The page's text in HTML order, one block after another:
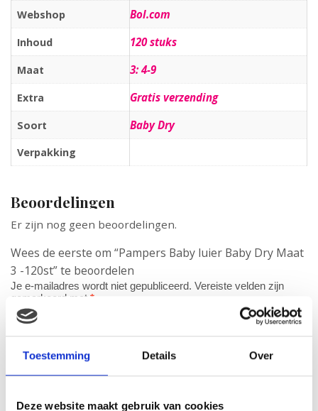
Toestemming Details Over
Deze website maakt gebruik van cookies
Webshop Bol.com
Inhoud 120 stuks
Maat 3: 4-9
Extra Gratis verzending
Soort Baby Dry
Verpakking
Beoordelingen
Er zijn nog geen beoordelingen.
Wees de eerste om “Pampers Baby luier Baby Dry Maat
3 -120st” te beoordelen
Je e-mailadres wordt niet gepubliceerd. Vereiste velden zijn
gemarkeerd met *
Je waardering
Je beoordeling*